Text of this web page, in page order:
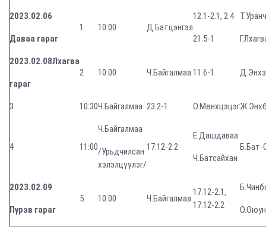
2023.02.06
Даваа гараг
1 10:00 Д.Батцэнгэл
12.1-2.1, 2.4
21.5-1
2023.02.08Лхагва
гараг
2 10:00 Ч.Байгалмаа11.6-1
3 10:30Ч.Байгалмаа 23.2-1 О.Мөнхцэцэг
4 11:00
Ч.Байгалмаа
/Урьдчилсан
хэлэлцүүлэг/
17.12-2.2
Ё.Дашдаваа
Ч.Батсайхан
Б.Бат-
2023.02.09
Пүрэв гараг
5 10:00 Ч.Байгалмаа
17.12-2.1,
17.12-2.2